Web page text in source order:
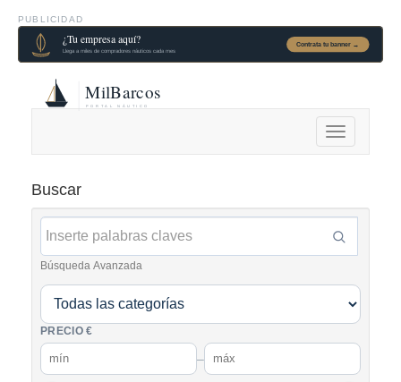
PUBLICIDAD
Alternar
navegación
Buscar
Búsqueda Avanzada
PRECIO €
–